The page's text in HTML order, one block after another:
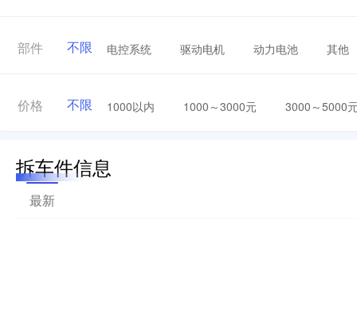
部件 不限 电控系统 驱动电机 动力电池 其他
价格 不限 1000以内 1000～3000元 3000～5000
拆车件信息
最新